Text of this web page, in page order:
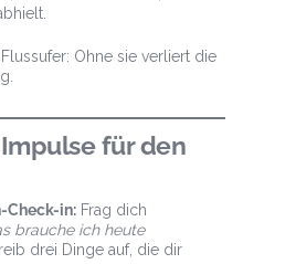
Ohne sie verliert die
für den
Check-in: Frag dich
brauche ich heute
drei Dinge auf, die dir